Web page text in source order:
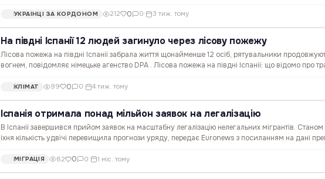
УКРАЇНЦІ ЗА КОРДОНОМ 212 0 0· 3 тиж. тому
На півдні Іспанії 12 людей загинуло через лісову пожежу
Лісова пожежа на півдні Іспанії забрала життя щонайменше 12 осіб, рятувальники
вогнем, повідомляє німецьке агенство DPA . Лісова пожежа на півдні Іспанії: що відомо про
КЛІМАТ 99 0 0· 4 тиж. тому
Іспанія отримала понад мільйон заявок на легалізацію
В Іспанії завершився прийом заявок на масштабну легалізацію нелегальних мігрантів.
іхня кількість удвічі перевищила прогнози уряду, передає Euronews з посиланням на дані
МІГРАЦІЯ 82 0 0· 1 міс. тому